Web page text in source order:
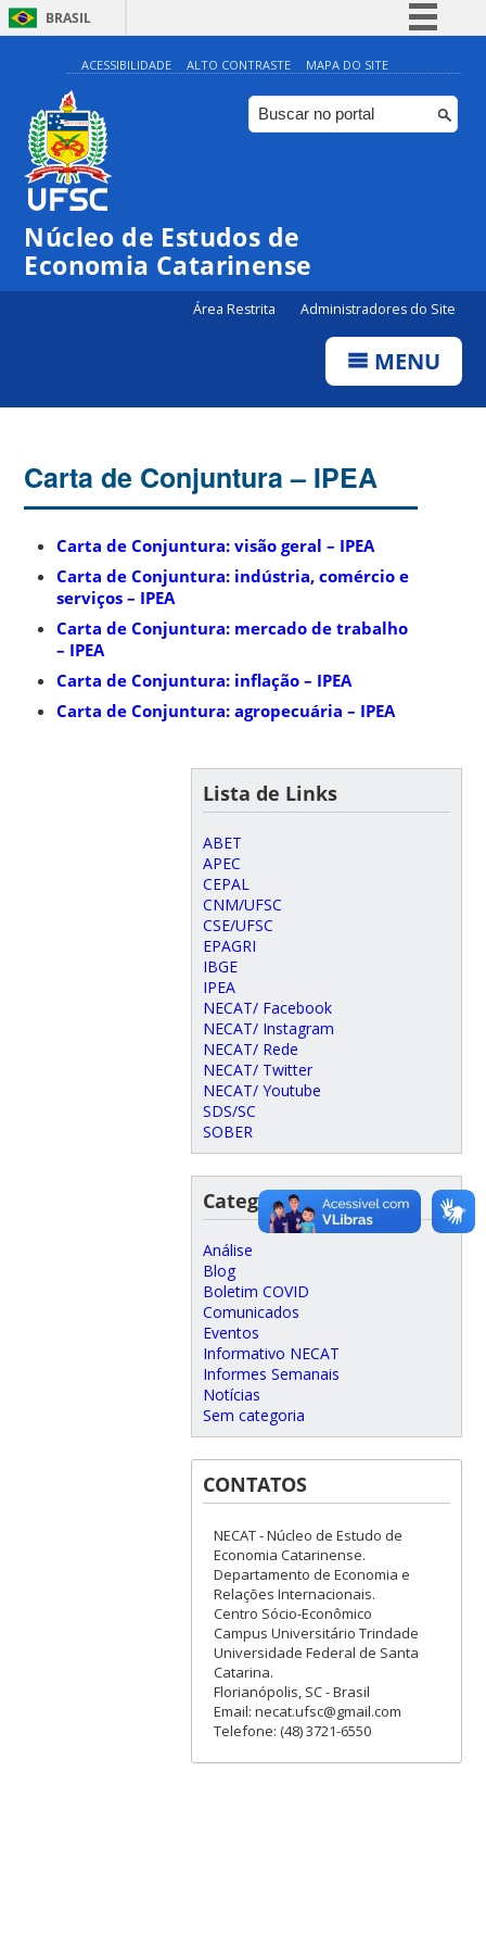
BRASIL
Simplifique!
Comunica BR
Participe
ACESSIBILIDADE ALTO CONTRASTE MAPA DO SITE
Núcleo de Estudos de
Economia Catarinense
Área Restrita Administradores do Site
MENU
Carta de Conjuntura – IPEA
Carta de Conjuntura: visão geral – IPEA
Carta de Conjuntura: indústria, comércio e
serviços – IPEA
Carta de Conjuntura: mercado de trabalho
– IPEA
Carta de Conjuntura: inflação – IPEA
Carta de Conjuntura: agropecuária – IPEA
Lista de Links
ABET
APEC
CEPAL
CNM/UFSC
CSE/UFSC
EPAGRI
IBGE
IPEA
NECAT/ Facebook
NECAT/ Instagram
NECAT/ Rede
NECAT/ Twitter
NECAT/ Youtube
SDS/SC
SOBER
Categorias
Análise
Blog
Boletim COVID
Comunicados
Eventos
Informativo NECAT
Informes Semanais
Notícias
Sem categoria
CONTATOS
NECAT - Núcleo de Estudo de
Economia Catarinense.
Departamento de Economia e
Relações Internacionais.
Centro Sócio-Econômico
Campus Universitário Trindade
Universidade Federal de Santa
Catarina.
Florianópolis, SC - Brasil
Email: necat.ufsc@gmail.com
Telefone: (48) 3721-6550